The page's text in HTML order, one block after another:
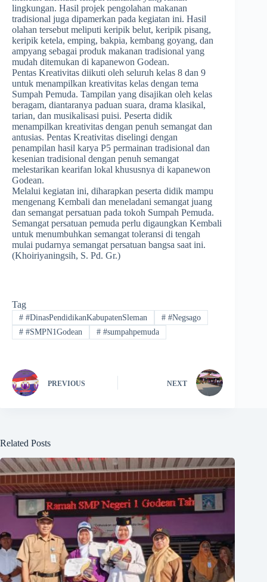
lingkungan. Hasil projek pengolahan makanan
tradisional juga dipamerkan pada kegiatan ini. Hasil
olahan tersebut meliputi keripik belut, keripik pisang,
keripik ketela, emping, bakpia, kembang goyang, dan
ampyang sebagai produk makanan tradisional yang
mudah ditemukan di kapanewon Godean.
Pentas Kreativitas diikuti oleh seluruh kelas 8 dan 9
untuk menampilkan kreativitas kelas dengan tema
Sumpah Pemuda. Tampilan yang disajikan oleh kelas
beragam, diantaranya paduan suara, drama klasikal,
tarian, dan musikalisasi puisi. Peserta didik
menampilkan kreativitas dengan penuh semangat dan
antusias. Pentas Kreativitas diselingi dengan
penampilan hasil karya P5 permainan tradisional dan
kesenian tradisional dengan penuh semangat
melestarikan kearifan lokal khususnya di kapanewon
Godean.
Melalui kegiatan ini, diharapkan peserta didik mampu
mengenang Kembali dan meneladani semangat juang
dan semangat persatuan pada tokoh Sumpah Pemuda.
Semangat persatuan pemuda perlu digaungkan Kembali
untuk menumbuhkan semangat toleransi di tengah
mulai pudarnya semangat persatuan bangsa saat ini.
(Khoiriyaningsih, S. Pd. Gr.)
Tag
##DinasPendidikanKabupatenSleman ##Negsago
##SMPN1Godean ##sumpahpemuda
PREVIOUS NEXT
Related Posts